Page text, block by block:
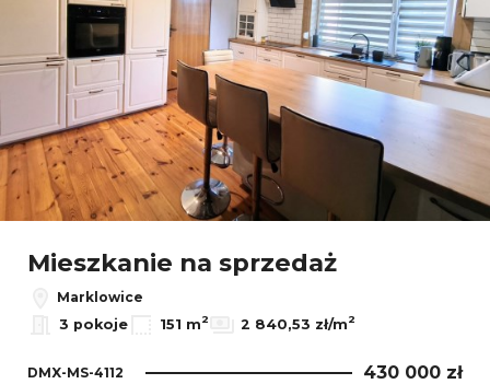
Mieszkanie na sprzedaż
Marklowice
3 pokoje
151 m2 2 840,53 zł/m2
DMX-MS-4112 430 000 zł